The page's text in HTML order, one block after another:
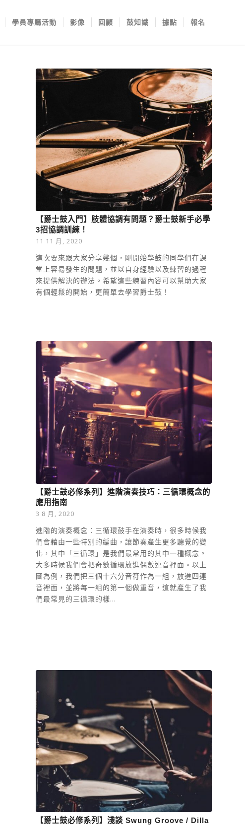
學員專屬活動 影像 回顧 鼓知識 據點 報名
【爵士鼓入門】肢體協調有問題？爵士鼓新手必學
3招協調訓練！
11 11 月, 2020
這次要來跟大家分享幾個，剛開始學鼓的同學們在課
堂上容易發生的問題，並以自身經驗以及練習的過程
來提供解決的辦法。希望這些練習內容可以幫助大家
有個輕鬆的開始，更簡單去學習爵士鼓！
【爵士鼓必修系列】進階演奏技巧：三循環概念的
應用指南
3 8 月, 2020
進階的演奏概念：三循環鼓手在演奏時，很多時候我
們會藉由一些特別的編曲，讓節奏產生更多聽覺的變
化，其中「三循環」是我們最常用的其中一種概念。
大多時候我們會把奇數循環放進偶數連音裡面。以上
圖為例，我們把三個十六分音符作為一組，放進四連
音裡面，並將每一組的第一個做重音，這就產生了我
們最常見的三循環的樣...
【爵士鼓必修系列】淺談 Swung Groove / Dilla